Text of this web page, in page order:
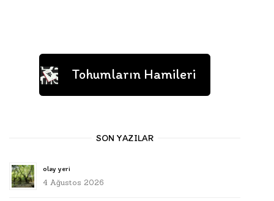
Tohumların Hamileri
SON YAZILAR
olay yeri
4 Ağustos 2026